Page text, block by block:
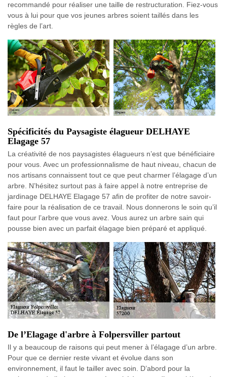
recommandé pour réaliser une taille de restructuration. Fiez-vous
vous à lui pour que vos jeunes arbres soient taillés dans les
règles de l’art.
Spécificités du Paysagiste élagueur DELHAYE
Elagage 57
La créativité de nos paysagistes élagueurs n’est que bénéficiaire
pour vous. Avec un professionnalisme de haut niveau, chacun de
nos artisans connaissent tout ce que peut charmer l’élagage d’un
arbre. N’hésitez surtout pas à faire appel à notre entreprise de
jardinage DELHAYE Elagage 57 afin de profiter de notre savoir-
faire pour la réalisation de ce travail. Nous donnerons le soin qu’il
faut pour l’arbre que vous avez. Vous aurez un arbre sain qui
pousse bien avec un parfait élagage bien préparé et appliqué.
De l’Elagage d'arbre à Folpersviller partout
Il y a beaucoup de raisons qui peut mener à l’élagage d’un arbre.
Pour que ce dernier reste vivant et évolue dans son
environnement, il faut le tailler avec soin. D’abord pour la